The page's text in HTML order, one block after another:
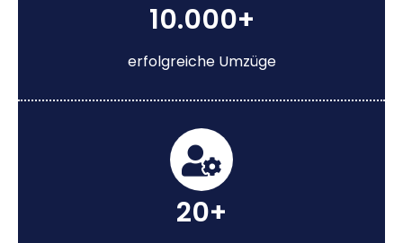
10.000+
erfolgreiche Umzüge
20+